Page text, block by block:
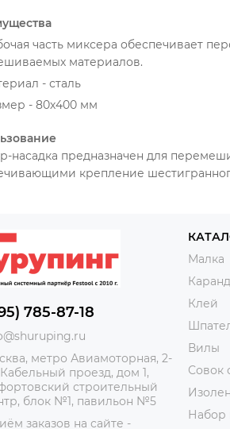
часть миксера обеспечивает
материалов.
- сталь
- 80х400 мм
насадка предназначен для
крепление
785-87-18
метро Авиамоторная, 2-
проезд, дом 1,
строительный
блок №1, павильон №5
заказов на сайте -
Малка
Клей
Вилы
Совок
Набор